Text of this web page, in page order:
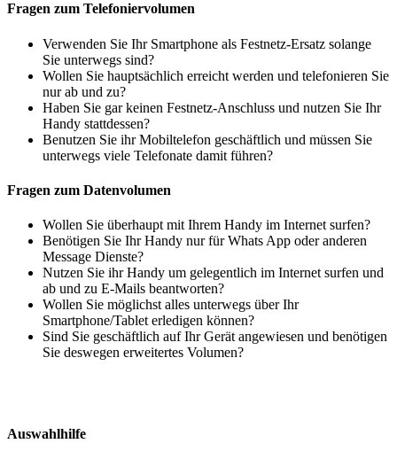
Fragen zum Telefoniervolumen
Verwenden Sie Ihr Smartphone als Festnetz-Ersatz solange
Sie unterwegs sind?
Wollen Sie hauptsächlich erreicht werden und telefonieren Sie
nur ab und zu?
Haben Sie gar keinen Festnetz-Anschluss und nutzen Sie Ihr
Handy stattdessen?
Benutzen Sie ihr Mobiltelefon geschäftlich und müssen Sie
unterwegs viele Telefonate damit führen?
Fragen zum Datenvolumen
Wollen Sie überhaupt mit Ihrem Handy im Internet surfen?
Benötigen Sie Ihr Handy nur für Whats App oder anderen
Message Dienste?
Nutzen Sie ihr Handy um gelegentlich im Internet surfen und
ab und zu E-Mails beantworten?
Wollen Sie möglichst alles unterwegs über Ihr
Smartphone/Tablet erledigen können?
Sind Sie geschäftlich auf Ihr Gerät angewiesen und benötigen
Sie deswegen erweitertes Volumen?
Auswahlhilfe